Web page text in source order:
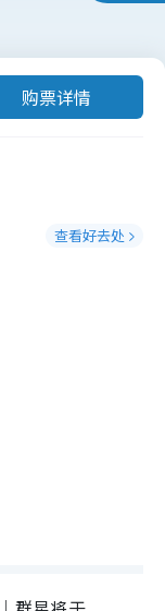
购票详情
查看好去处